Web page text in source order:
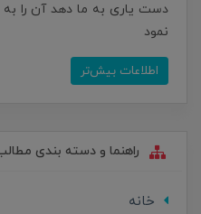
دست یاری به ما دهد آن را به
نمود
اطلاعات بیش‌تر
راهنما و دسته بندی
خانه